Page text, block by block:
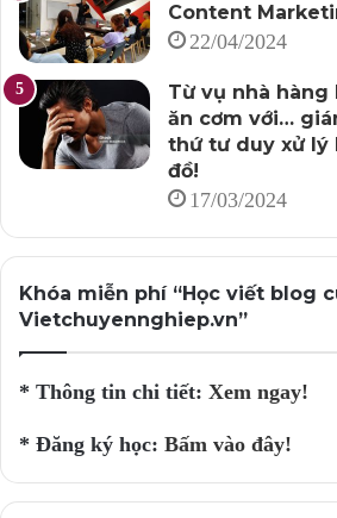
Content
22/04/2024
Từ vụ nhà hàng
ăn cơm với…
thứ tư duy xử lý
đồ!
17/03/2024
Khóa miễn phí “Học viết blog
Vietchuyennghiep.vn”
* Thông tin chi tiết: Xem ngay!
* Đăng ký học: Bấm vào đây!